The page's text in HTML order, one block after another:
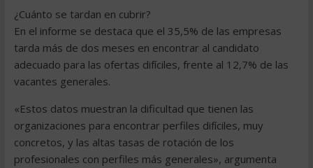
¿Cuánto se tardan en cubrir?
En el informe se destaca que el 35,5% de las empresas
tarda más de dos meses en encontrar al candidato
adecuado para las ofertas difíciles, frente al 12,7% de las
vacantes generales.
«Estos datos muestran la dificultad que tienen las
organizaciones para encontrar perfiles difíciles, muy
concretos, y las altas tasas de rotación de los
profesionales con perfiles más generales», argumenta